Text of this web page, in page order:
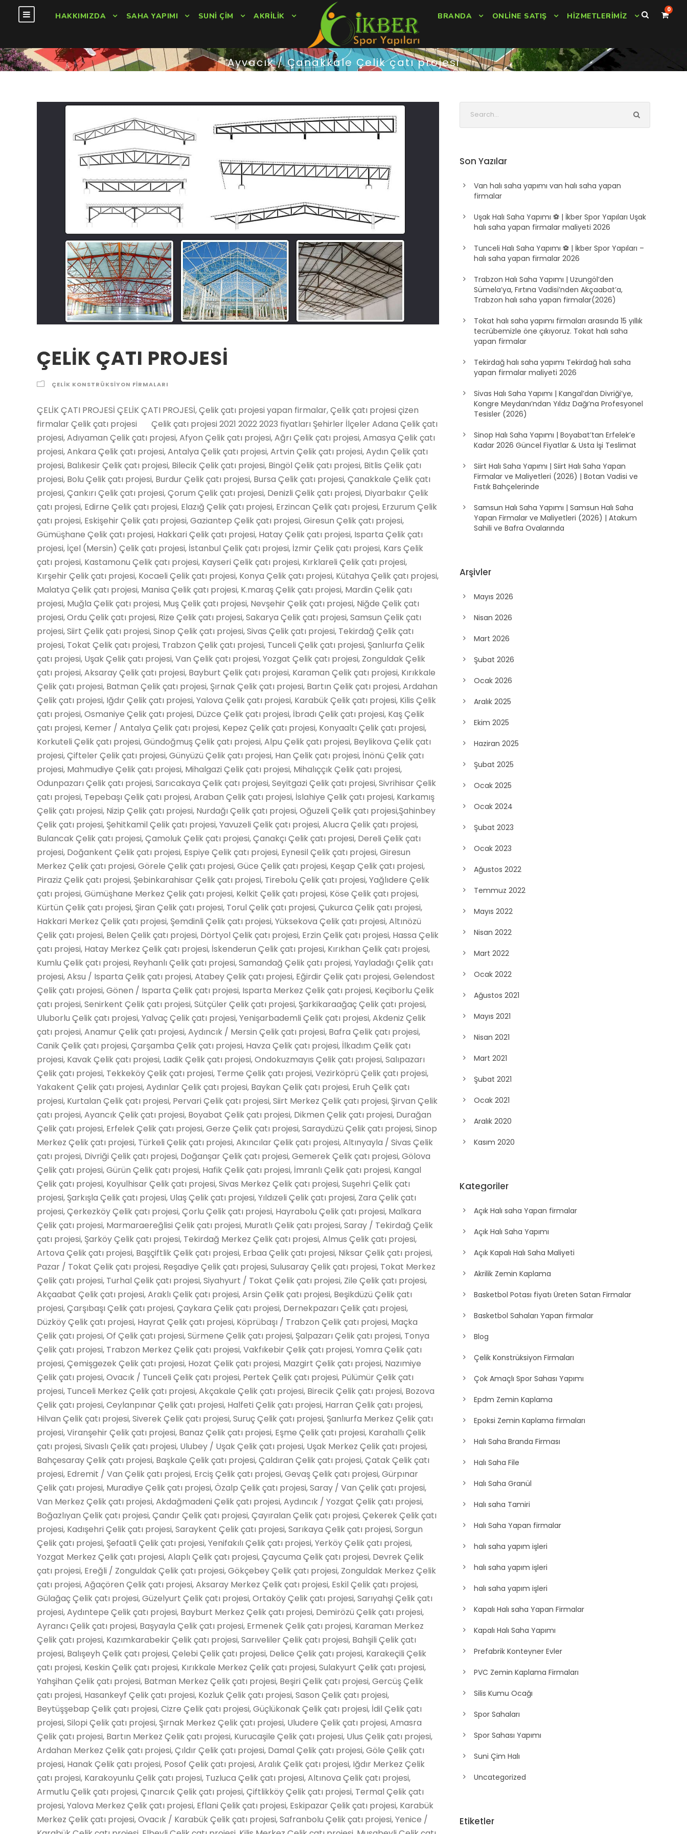
HAKKIMIZDA SAHA YAPIMI SUNI ÇIM AKRILIK BRANDA ONLINE SATIŞ HIZMETLERIMIZ
0
Ayvacık / Çanakkale Çelik çatı projesi
ÇELİK ÇATI PROJESİ
ÇELIK KONSTRÜKSIYON FIRMALARI
ÇELİK ÇATI PROJESİ ÇELİK ÇATI PROJESİ, Çelik çatı projesi yapan firmalar, Çelik çatı projesi çizen firmalar Çelik çatı projesi Çelik çatı projesi 2021 2022 2023 fiyatları Şehirler İlçeler Adana Çelik çatı projesi, Adıyaman Çelik çatı projesi, Afyon Çelik çatı projesi, Ağrı Çelik çatı projesi, Amasya Çelik çatı projesi, Ankara Çelik çatı projesi, Antalya Çelik çatı projesi, Artvin Çelik çatı projesi, Aydın Çelik çatı projesi, Balıkesir Çelik çatı projesi, Bilecik Çelik çatı projesi, Bingöl Çelik çatı projesi, Bitlis Çelik çatı projesi, Bolu Çelik çatı projesi, Burdur Çelik çatı projesi, Bursa Çelik çatı projesi, Çanakkale Çelik çatı projesi, Çankırı Çelik çatı projesi, Çorum Çelik çatı projesi, Denizli Çelik çatı projesi, Diyarbakır Çelik çatı projesi, Edirne Çelik çatı projesi, Elazığ Çelik çatı projesi, Erzincan Çelik çatı projesi, Erzurum Çelik çatı projesi, Eskişehir Çelik çatı projesi, Gaziantep Çelik çatı projesi, Giresun Çelik çatı projesi, Gümüşhane Çelik çatı projesi, Hakkari Çelik çatı projesi, Hatay Çelik çatı projesi, Isparta Çelik çatı projesi, İçel (Mersin) Çelik çatı projesi, İstanbul Çelik çatı projesi, İzmir Çelik çatı projesi, Kars Çelik çatı projesi, Kastamonu Çelik çatı projesi, Kayseri Çelik çatı projesi, Kırklareli Çelik çatı projesi, Kırşehir Çelik çatı projesi, Kocaeli Çelik çatı projesi, Konya Çelik çatı projesi, Kütahya Çelik çatı projesi, Malatya Çelik çatı projesi, Manisa Çelik çatı projesi, K.maraş Çelik çatı projesi, Mardin Çelik çatı projesi, Muğla Çelik çatı projesi, Muş Çelik çatı projesi, Nevşehir Çelik çatı projesi, Niğde Çelik çatı projesi, Ordu Çelik çatı projesi, Rize Çelik çatı projesi, Sakarya Çelik çatı projesi, Samsun Çelik çatı projesi, Siirt Çelik çatı projesi, Sinop Çelik çatı projesi, Sivas Çelik çatı projesi, Tekirdağ Çelik çatı projesi, Tokat Çelik çatı projesi, Trabzon Çelik çatı projesi, Tunceli Çelik çatı projesi, Şanlıurfa Çelik çatı projesi, Uşak Çelik çatı projesi, Van Çelik çatı projesi, Yozgat Çelik çatı projesi, Zonguldak Çelik çatı projesi, Aksaray Çelik çatı projesi, Bayburt Çelik çatı projesi, Karaman Çelik çatı projesi, Kırıkkale Çelik çatı projesi, Batman Çelik çatı projesi, Şırnak Çelik çatı projesi, Bartın Çelik çatı projesi, Ardahan Çelik çatı projesi, Iğdır Çelik çatı projesi, Yalova Çelik çatı projesi, Karabük Çelik çatı projesi, Kilis Çelik çatı projesi, Osmaniye Çelik çatı projesi, Düzce Çelik çatı projesi, İbradı Çelik çatı projesi, Kaş Çelik çatı projesi, Kemer / Antalya Çelik çatı projesi, Kepez Çelik çatı projesi, Konyaaltı Çelik çatı projesi, Korkuteli Çelik çatı projesi, Gündoğmuş Çelik çatı projesi, Alpu Çelik çatı projesi, Beylikova Çelik çatı projesi, Çifteler Çelik çatı projesi, Günyüzü Çelik çatı projesi, Han Çelik çatı projesi, İnönü Çelik çatı projesi, Mahmudiye Çelik çatı projesi, Mihalgazi Çelik çatı projesi, Mihalıççık Çelik çatı projesi, Odunpazarı Çelik çatı projesi, Sarıcakaya Çelik çatı projesi, Seyitgazi Çelik çatı projesi, Sivrihisar Çelik çatı projesi, Tepebaşı Çelik çatı projesi, Araban Çelik çatı projesi, İslahiye Çelik çatı projesi, Karkamış Çelik çatı projesi, Nizip Çelik çatı projesi, Nurdağı Çelik çatı projesi, Oğuzeli Çelik çatı projesi,Şahinbey Çelik çatı projesi, Şehitkamil Çelik çatı projesi, Yavuzeli Çelik çatı projesi, Alucra Çelik çatı projesi, Bulancak Çelik çatı projesi, Çamoluk Çelik çatı projesi, Çanakçı Çelik çatı projesi, Dereli Çelik çatı projesi, Doğankent Çelik çatı projesi, Espiye Çelik çatı projesi, Eynesil Çelik çatı projesi, Giresun Merkez Çelik çatı projesi, Görele Çelik çatı projesi, Güce Çelik çatı projesi, Keşap Çelik çatı projesi, Piraziz Çelik çatı projesi, Şebinkarahisar Çelik çatı projesi, Tirebolu Çelik çatı projesi, Yağlıdere Çelik çatı projesi, Gümüşhane Merkez Çelik çatı projesi, Kelkit Çelik çatı projesi, Köse Çelik çatı projesi, Kürtün Çelik çatı projesi, Şiran Çelik çatı projesi, Torul Çelik çatı projesi, Çukurca Çelik çatı projesi, Hakkari Merkez Çelik çatı projesi, Şemdinli Çelik çatı projesi, Yüksekova Çelik çatı projesi, Altınözü Çelik çatı projesi, Belen Çelik çatı projesi, Dörtyol Çelik çatı projesi, Erzin Çelik çatı projesi, Hassa Çelik çatı projesi, Hatay Merkez Çelik çatı projesi, İskenderun Çelik çatı projesi, Kırıkhan Çelik çatı projesi, Kumlu Çelik çatı projesi, Reyhanlı Çelik çatı projesi, Samandağ Çelik çatı projesi, Yayladağı Çelik çatı projesi, Aksu / Isparta Çelik çatı projesi, Atabey Çelik çatı projesi, Eğirdir Çelik çatı projesi, Gelendost Çelik çatı projesi, Gönen / Isparta Çelik çatı projesi, Isparta Merkez Çelik çatı projesi, Keçiborlu Çelik çatı projesi, Senirkent Çelik çatı projesi, Sütçüler Çelik çatı projesi, Şarkikaraağaç Çelik çatı projesi, Uluborlu Çelik çatı projesi, Yalvaç Çelik çatı projesi, Yenişarbademli Çelik çatı projesi, Akdeniz Çelik çatı projesi, Anamur Çelik çatı projesi, Aydıncık / Mersin Çelik çatı projesi, Bafra Çelik çatı projesi, Canik Çelik çatı projesi, Çarşamba Çelik çatı projesi, Havza Çelik çatı projesi, İlkadım Çelik çatı projesi, Kavak Çelik çatı projesi, Ladik Çelik çatı projesi, Ondokuzmayıs Çelik çatı projesi, Salıpazarı Çelik çatı projesi, Tekkeköy Çelik çatı projesi, Terme Çelik çatı projesi, Vezirköprü Çelik çatı projesi, Yakakent Çelik çatı projesi, Aydınlar Çelik çatı projesi, Baykan Çelik çatı projesi, Eruh Çelik çatı projesi, Kurtalan Çelik çatı projesi, Pervari Çelik çatı projesi, Siirt Merkez Çelik çatı projesi, Şirvan Çelik çatı projesi, Ayancık Çelik çatı projesi, Boyabat Çelik çatı projesi, Dikmen Çelik çatı projesi, Durağan Çelik çatı projesi, Erfelek Çelik çatı projesi, Gerze Çelik çatı projesi, Saraydüzü Çelik çatı projesi, Sinop Merkez Çelik çatı projesi, Türkeli Çelik çatı projesi, Akıncılar Çelik çatı projesi, Altınyayla / Sivas Çelik çatı projesi, Divriği Çelik çatı projesi, Doğanşar Çelik çatı projesi, Gemerek Çelik çatı projesi, Gölova Çelik çatı projesi, Gürün Çelik çatı projesi, Hafik Çelik çatı projesi, İmranlı Çelik çatı projesi, Kangal Çelik çatı projesi, Koyulhisar Çelik çatı projesi, Sivas Merkez Çelik çatı projesi, Suşehri Çelik çatı projesi, Şarkışla Çelik çatı projesi, Ulaş Çelik çatı projesi, Yıldızeli Çelik çatı projesi, Zara Çelik çatı projesi, Çerkezköy Çelik çatı projesi, Çorlu Çelik çatı projesi, Hayrabolu Çelik çatı projesi, Malkara Çelik çatı projesi, Marmaraereğlisi Çelik çatı projesi, Muratlı Çelik çatı projesi, Saray / Tekirdağ Çelik çatı projesi, Şarköy Çelik çatı projesi, Tekirdağ Merkez Çelik çatı projesi, Almus Çelik çatı projesi, Artova Çelik çatı projesi, Başçiftlik Çelik çatı projesi, Erbaa Çelik çatı projesi, Niksar Çelik çatı projesi, Pazar / Tokat Çelik çatı projesi, Reşadiye Çelik çatı projesi, Sulusaray Çelik çatı projesi, Tokat Merkez Çelik çatı projesi, Turhal Çelik çatı projesi, Siyahyurt / Tokat Çelik çatı projesi, Zile Çelik çatı projesi, Akçaabat Çelik çatı projesi, Araklı Çelik çatı projesi, Arsin Çelik çatı projesi, Beşikdüzü Çelik çatı projesi, Çarşıbaşı Çelik çatı projesi, Çaykara Çelik çatı projesi, Dernekpazarı Çelik çatı projesi, Düzköy Çelik çatı projesi, Hayrat Çelik çatı projesi, Köprübaşı / Trabzon Çelik çatı projesi, Maçka Çelik çatı projesi, Of Çelik çatı projesi, Sürmene Çelik çatı projesi, Şalpazarı Çelik çatı projesi, Tonya Çelik çatı projesi, Trabzon Merkez Çelik çatı projesi, Vakfıkebir Çelik çatı projesi, Yomra Çelik çatı projesi, Çemişgezek Çelik çatı projesi, Hozat Çelik çatı projesi, Mazgirt Çelik çatı projesi, Nazımiye Çelik çatı projesi, Ovacık / Tunceli Çelik çatı projesi, Pertek Çelik çatı projesi, Pülümür Çelik çatı projesi, Tunceli Merkez Çelik çatı projesi, Akçakale Çelik çatı projesi, Birecik Çelik çatı projesi, Bozova Çelik çatı projesi, Ceylanpınar Çelik çatı projesi, Halfeti Çelik çatı projesi, Harran Çelik çatı projesi, Hilvan Çelik çatı projesi, Siverek Çelik çatı projesi, Suruç Çelik çatı projesi, Şanlıurfa Merkez Çelik çatı projesi, Viranşehir Çelik çatı projesi, Banaz Çelik çatı projesi, Eşme Çelik çatı projesi, Karahallı Çelik çatı projesi, Sivaslı Çelik çatı projesi, Ulubey / Uşak Çelik çatı projesi, Uşak Merkez Çelik çatı projesi, Bahçesaray Çelik çatı projesi, Başkale Çelik çatı projesi, Çaldıran Çelik çatı projesi, Çatak Çelik çatı projesi, Edremit / Van Çelik çatı projesi, Erciş Çelik çatı projesi, Gevaş Çelik çatı projesi, Gürpınar Çelik çatı projesi, Muradiye Çelik çatı projesi, Özalp Çelik çatı projesi, Saray / Van Çelik çatı projesi, Van Merkez Çelik çatı projesi, Akdağmadeni Çelik çatı projesi, Aydıncık / Yozgat Çelik çatı projesi, Boğazlıyan Çelik çatı projesi, Çandır Çelik çatı projesi, Çayıralan Çelik çatı projesi, Çekerek Çelik çatı projesi, Kadışehri Çelik çatı projesi, Saraykent Çelik çatı projesi, Sarıkaya Çelik çatı projesi, Sorgun Çelik çatı projesi, Şefaatli Çelik çatı projesi, Yenifakılı Çelik çatı projesi, Yerköy Çelik çatı projesi, Yozgat Merkez Çelik çatı projesi, Alaplı Çelik çatı projesi, Çaycuma Çelik çatı projesi, Devrek Çelik çatı projesi, Ereğli / Zonguldak Çelik çatı projesi, Gökçebey Çelik çatı projesi, Zonguldak Merkez Çelik çatı projesi, Ağaçören Çelik çatı projesi, Aksaray Merkez Çelik çatı projesi, Eskil Çelik çatı projesi, Gülağaç Çelik çatı projesi, Güzelyurt Çelik çatı projesi, Ortaköy Çelik çatı projesi, Sarıyahşi Çelik çatı projesi, Aydıntepe Çelik çatı projesi, Bayburt Merkez Çelik çatı projesi, Demirözü Çelik çatı projesi, Ayrancı Çelik çatı projesi, Başyayla Çelik çatı projesi, Ermenek Çelik çatı projesi, Karaman Merkez Çelik çatı projesi, Kazımkarabekir Çelik çatı projesi, Sarıveliler Çelik çatı projesi, Bahşili Çelik çatı projesi, Balışeyh Çelik çatı projesi, Çelebi Çelik çatı projesi, Delice Çelik çatı projesi, Karakeçili Çelik çatı projesi, Keskin Çelik çatı projesi, Kırıkkale Merkez Çelik çatı projesi, Sulakyurt Çelik çatı projesi, Yahşihan Çelik çatı projesi, Batman Merkez Çelik çatı projesi, Beşiri Çelik çatı projesi, Gercüş Çelik çatı projesi, Hasankeyf Çelik çatı projesi, Kozluk Çelik çatı projesi, Sason Çelik çatı projesi, Beytüşşebap Çelik çatı projesi, Cizre Çelik çat
Son Yazılar
Van halı saha yapımı van halı saha yapan
firmalar
Uşak Halı Saha Yapımı ⚽ | İkber Spor Yapıları Uşak
halı saha yapan firmalar maliyeti 2026
Tunceli Halı Saha Yapımı ⚽ | İkber Spor Yapıları –
halı saha yapan firmalar 2026
Trabzon Halı Saha Yapımı | Uzungöl’den
Sümela’ya, Fırtına Vadisi’nden Akçaabat’a,
Trabzon halı saha yapan firmalar(2026)
Tokat halı saha yapımı firmaları arasında 15 yıllık
tecrübemizle öne çıkıyoruz. Tokat halı saha
yapan firmalar
Tekirdağ halı saha yapımı Tekirdağ halı saha
yapan firmalar maliyeti 2026
Sivas Halı Saha Yapımı | Kangal’dan Divriği’ye,
Kongre Meydanı’ndan Yıldız Dağı’na Profesyonel
Tesisler (2026)
Sinop Halı Saha Yapımı | Boyabat’tan Erfelek’e
Kadar 2026 Güncel Fiyatlar & Usta İşi Teslimat
Siirt Halı Saha Yapımı | Siirt Halı Saha Yapan
Firmalar ve Maliyetleri (2026) | Botan Vadisi ve
Fıstık Bahçelerinde
Samsun Halı Saha Yapımı | Samsun Halı Saha
Yapan Firmalar ve Maliyetleri (2026) | Atakum
Sahili ve Bafra Ovalarında
Arşivler
Mayıs 2026
Nisan 2026
Mart 2026
Şubat 2026
Ocak 2026
Aralık 2025
Ekim 2025
Haziran 2025
Şubat 2025
Ocak 2025
Ocak 2024
Şubat 2023
Ocak 2023
Ağustos 2022
Temmuz 2022
Mayıs 2022
Nisan 2022
Mart 2022
Ocak 2022
Ağustos 2021
Mayıs 2021
Nisan 2021
Mart 2021
Şubat 2021
Ocak 2021
Aralık 2020
Kasım 2020
Kategoriler
Açık Halı saha Yapan firmalar
Açık Halı Saha Yapımı
Açık Kapalı Halı Saha Maliyeti
Akrilik Zemin Kaplama
Basketbol Potası fiyatı Üreten Satan Firmalar
Basketbol Sahaları Yapan firmalar
Blog
Çelik Konstrüksiyon Firmaları
Çok Amaçlı Spor Sahası Yapımı
Epdm Zemin Kaplama
Epoksi Zemin Kaplama firmaları
Halı Saha Branda Firması
Halı Saha File
Halı Saha Granül
Halı saha Tamiri
Halı Saha Yapan firmalar
halı saha yapım işleri
halı saha yapım işleri
halı saha yapım işleri
Kapalı Halı saha Yapan Firmalar
Kapalı Halı Saha Yapımı
Prefabrik Konteyner Evler
PVC Zemin Kaplama Firmaları
Silis Kumu Ocağı
Spor Sahaları
Spor Sahası Yapımı
Suni Çim Halı
Uncategorized
Etiketler